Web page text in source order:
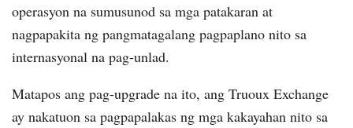
operasyon na sumusunod sa mga patakaran at
nagpapakita ng pangmatagalang pagpaplano nito sa
internasyonal na pag-unlad.
Matapos ang pag-upgrade na ito, ang Truoux Exchange
ay nakatuon sa pagpapalakas ng mga kakayahan nito sa